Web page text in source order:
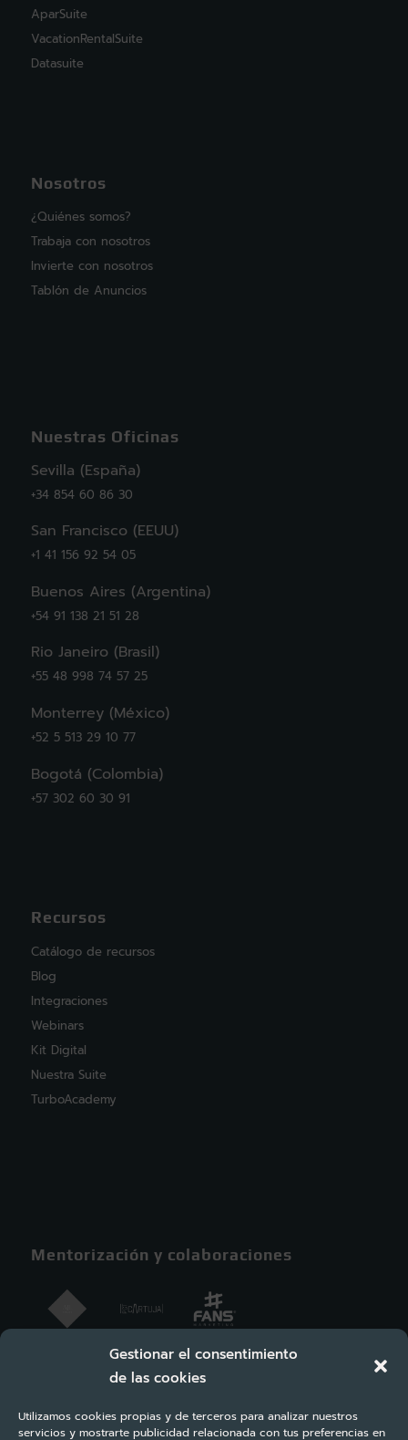
Gestionar el consentimiento
de las cookies
Utilizamos cookies propias y de terceros para analizar nuestros
servicios y mostrarte publicidad relacionada con tus preferencias en
AparSuite
VacationRentalSuite
Datasuite
Nosotros
¿Quiénes somos?
Trabaja con nosotros
Invierte con nosotros
Tablón de Anuncios
Nuestras Oficinas
Sevilla (España)
+34 854 60 86 30
San Francisco (EEUU)
+1 41 156 92 54 05
Buenos Aires (Argentina)
+54 91 138 21 51 28
Rio Janeiro (Brasil)
+55 48 998 74 57 25
Monterrey (México)
+52 5 513 29 10 77
Bogotá (Colombia)
+57 302 60 30 91
Recursos
Catálogo de recursos
Blog
Integraciones
Webinars
Kit Digital
Nuestra Suite
TurboAcademy
Mentorización y colaboraciones